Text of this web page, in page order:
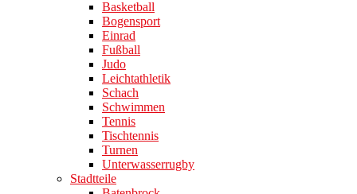
Basketball
Bogensport
Einrad
Fußball
Judo
Leichtathletik
Schach
Schwimmen
Tennis
Tischtennis
Turnen
Unterwasserrugby
Stadtteile